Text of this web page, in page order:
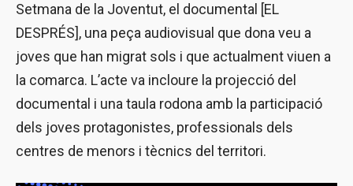
Setmana de la Joventut, el documental [EL
DESPRÉS], una peça audiovisual que dona veu a
joves que han migrat sols i que actualment viuen a
la comarca. L’acte va incloure la projecció del
documental i una taula rodona amb la participació
dels joves protagonistes, professionals dels
centres de menors i tècnics del territori.